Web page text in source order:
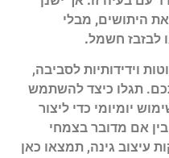
את היתושים, מבלי
לבזבז חשמל.
וידידותיות לסביבה,
תגלו כיצד להשתמש
יומיומי כדי ליצור
אם מדובר בצמחי
עיצוב גינה, תמצאו כאן